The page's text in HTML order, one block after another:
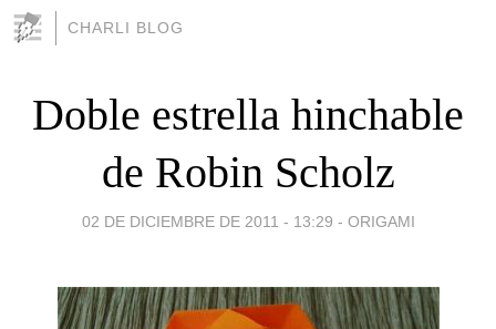
CHARLI BLOG
Doble estrella hinchable
de Robin Scholz
02 DE DICIEMBRE DE 2011 - 13:29 - ORIGAMI